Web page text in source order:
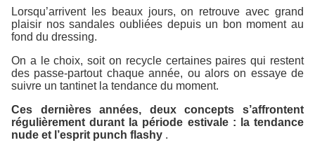
Lorsqu’arrivent les beaux jours, on retrouve avec grand
plaisir nos sandales oubliées depuis un bon moment au
fond du dressing.
On a le choix, soit on recycle certaines paires qui restent
des passe-partout chaque année, ou alors on essaye de
suivre un tantinet la tendance du moment.
Ces dernières années, deux concepts s’affrontent
régulièrement durant la période estivale : la tendance
nude et l’esprit punch flashy .